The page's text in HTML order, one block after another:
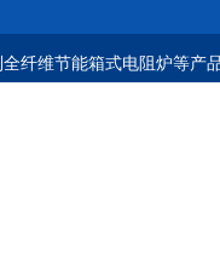
纤维节能箱式电阻炉等产